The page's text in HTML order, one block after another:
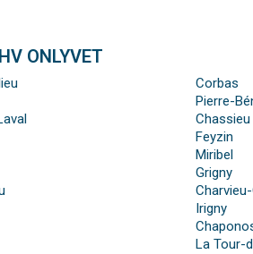
ONLYVET
Corbas
Pierre-
Chassieu
Feyzin
Miribel
Grigny
Irigny
La Tour-